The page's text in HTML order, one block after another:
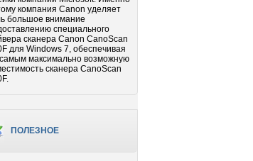
компания Canon уделяет
большое внимание
специального
сканера Canon CanoScan
для Windows 7, обеспечивая
максимально возможную
сканера CanoScan
ПОЛЕЗНОЕ